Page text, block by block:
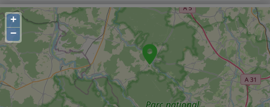
+
−